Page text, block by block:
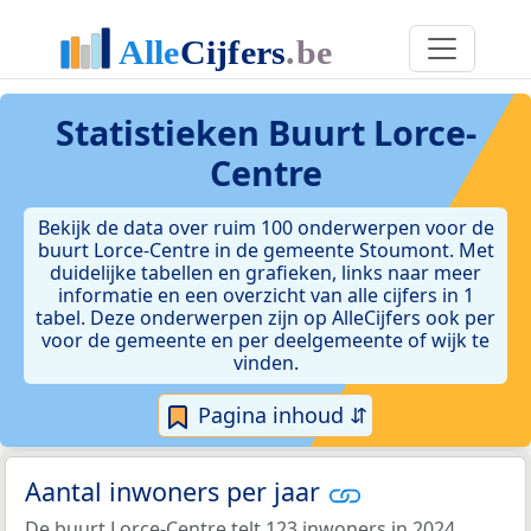
Statistieken Buurt Lorce-
Centre
Bekijk de data over ruim 100 onderwerpen voor de
buurt Lorce-Centre in de gemeente Stoumont. Met
duidelijke tabellen en grafieken, links naar meer
informatie en een overzicht van alle cijfers in 1
tabel. Deze onderwerpen zijn op AlleCijfers ook per
voor de gemeente en per deelgemeente of wijk te
vinden.
Pagina inhoud ⇵
Aantal inwoners per jaar